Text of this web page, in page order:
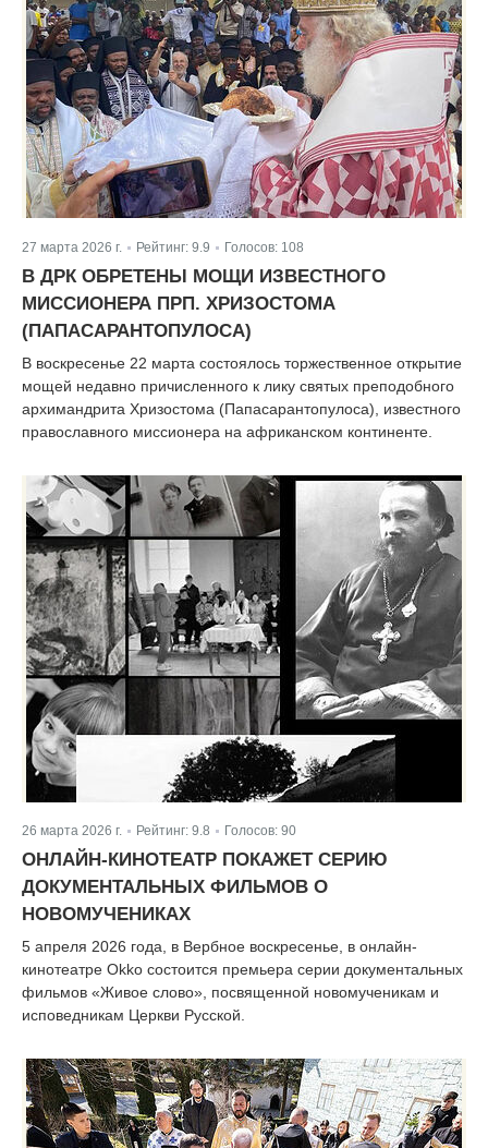
27 марта 2026 г. | Рейтинг: 9.9 Голосов: 108
В ДРК ОБРЕТЕНЫ МОЩИ ИЗВЕСТНОГО
МИССИОНЕРА ПРП. ХРИЗОСТОМА
(ПАПАСАРАНТОПУЛОСА)
В воскресенье 22 марта состоялось торжественное открытие
мощей недавно причисленного к лику святых преподобного
архимандрита Хризостома (Папасарантопулоса), известного
православного миссионера на африканском континенте.
26 марта 2026 г. Рейтинг: 9.8 Голосов: 90
ОНЛАЙН-КИНОТЕАТР ПОКАЖЕТ СЕРИЮ
ДОКУМЕНТАЛЬНЫХ ФИЛЬМОВ О
НОВОМУЧЕНИКАХ
5 апреля 2026 года, в Вербное воскресенье, в онлайн-
кинотеатре Okko состоится премьера серии документальных
фильмов «Живое слово», посвященной новомученикам и
исповедникам Церкви Русской.